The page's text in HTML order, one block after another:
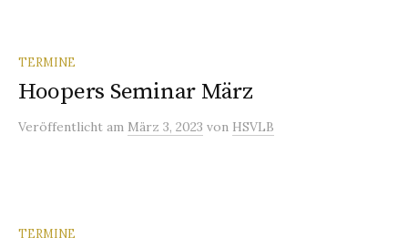
TERMINE
Hoopers Seminar März
Veröffentlicht am März 3, 2023 von HSVLB
TERMINE